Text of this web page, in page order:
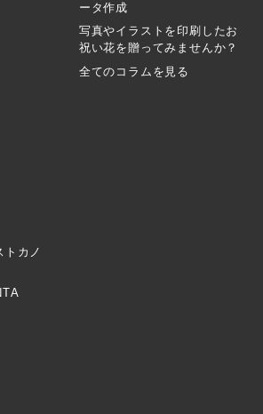
トカノ
ータ作成
写真やイラストを印刷したお
祝い花を贈ってみませんか？
全てのコラムを見る